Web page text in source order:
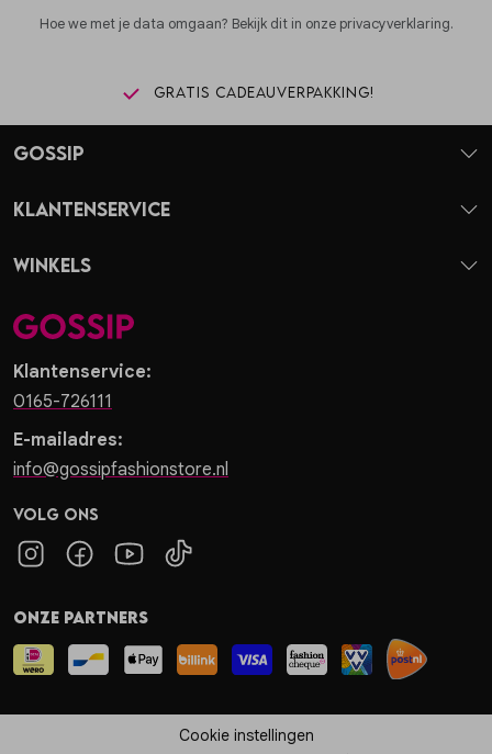
Hoe we met je data omgaan? Bekijk dit in onze privacyverklaring.
Gratis cadeauverpakking!
Klantenservice:
0165-726111
E-mailadres:
info@gossipfashionstore.nl
Volg ons
Gossip
Klantenservice
Winkels
Onze partners
Cookie instellingen